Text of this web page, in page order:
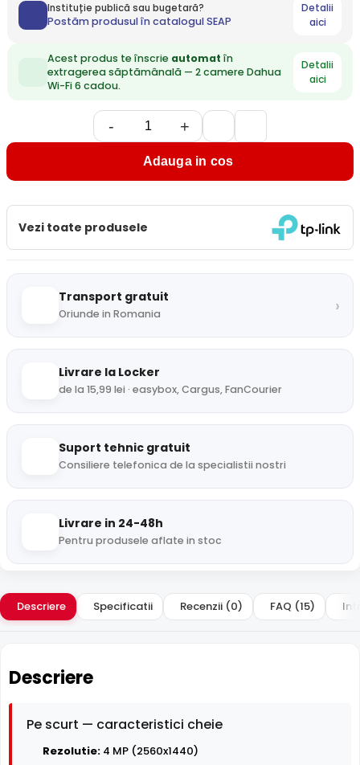
Instituție publică sau bugetară?
Postăm produsul în catalogul SEAP
Detalii
aici
Acest produs te înscrie automat în
extragerea săptămânală — 2 camere Dahua
Wi-Fi 6 cadou.
Detalii
aici
- +
Adauga in cos
Vezi toate produsele
Transport gratuit
Oriunde in Romania ›
Livrare la Locker
de la 15,99 lei · easybox, Cargus, FanCourier
Suport tehnic gratuit
Consiliere telefonica de la specialistii nostri
Livrare in 24-48h
Pentru produsele aflate in stoc
Descriere Specificatii Recenzii (0) FAQ (15)
Descriere
Pe scurt — caracteristici cheie
Rezolutie: 4 MP (2560x1440)